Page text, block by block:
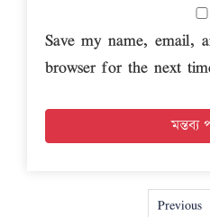
Save my name, email,
browser for the next
Previous